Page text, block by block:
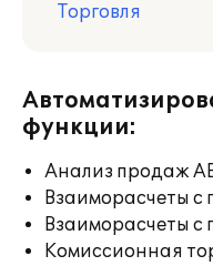
Торговля
функции:
Анализ продаж
Взаиморасчеты с
Взаиморасчеты с
Комиссионная